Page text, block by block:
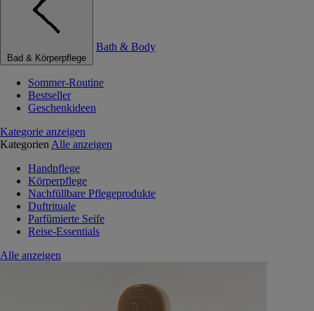
Bad & Körperpflege
Bath & Body
Sommer-Routine
Bestseller
Geschenkideen
Kategorie anzeigen
Kategorien Alle anzeigen
Handpflege
Körperpflege
Nachfüllbare Pflegeprodukte
Duftrituale
Parfümierte Seife
Reise-Essentials
Alle anzeigen